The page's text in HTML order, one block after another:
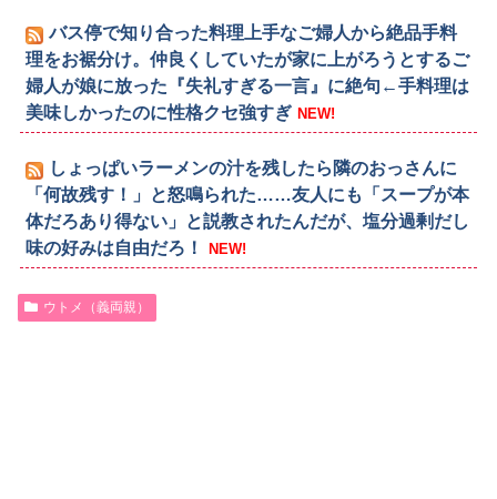
バス停で知り合った料理上手なご婦人から絶品手料
理をお裾分け。仲良くしていたが家に上がろうとするご
婦人が娘に放った『失礼すぎる一言』に絶句←手料理は
美味しかったのに性格クセ強すぎ NEW!
しょっぱいラーメンの汁を残したら隣のおっさんに
「何故残す！」と怒鳴られた……友人にも「スープが本
体だろあり得ない」と説教されたんだが、塩分過剰だし
味の好みは自由だろ！
NEW!
ウトメ（義両親）